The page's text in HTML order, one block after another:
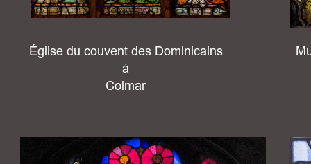
Église du couvent des Dominicains
à
Colmar